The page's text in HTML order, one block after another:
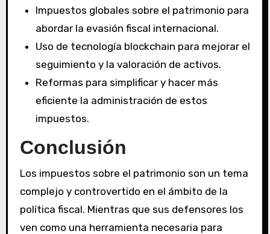
Impuestos globales sobre el patrimonio para
abordar la evasión fiscal internacional.
Uso de tecnología blockchain para mejorar el
seguimiento y la valoración de activos.
Reformas para simplificar y hacer más
eficiente la administración de estos
impuestos.
Conclusión
Los impuestos sobre el patrimonio son un tema
complejo y controvertido en el ámbito de la
política fiscal. Mientras que sus defensores los
ven como una herramienta necesaria para